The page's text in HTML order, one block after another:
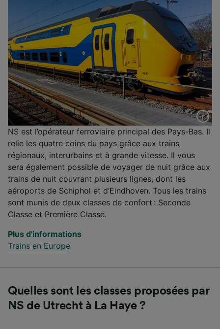
NS est l’opérateur ferroviaire principal des Pays-Bas. Il
relie les quatre coins du pays grâce aux trains
régionaux, interurbains et à grande vitesse. Il vous
sera également possible de voyager de nuit grâce aux
trains de nuit couvrant plusieurs lignes, dont les
aéroports de Schiphol et d’Eindhoven. Tous les trains
sont munis de deux classes de confort : Seconde
Classe et Première Classe.
Plus d'informations
Trains en Europe
Quelles sont les classes proposées par
NS de Utrecht à La Haye ?